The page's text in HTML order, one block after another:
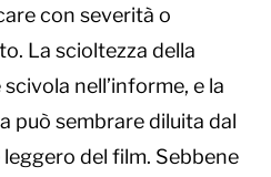
con severità o
La scioltezza della
nell’informe, e la
può sembrare diluita dal
del film. Sebbene